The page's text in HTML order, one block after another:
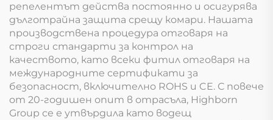
репелентът действа постоянно и осигурява
дълготрайна защита срещу комари. Нашата
производствена процедура отговаря на
строги стандарти за контрол на
качеството, като всеки фитил отговаря на
международните сертификати за
безопасност, включително ROHS и CE. С повече
от 20-годишен опит в отрасъла, Highborn
Group се е утвърдила като водещ